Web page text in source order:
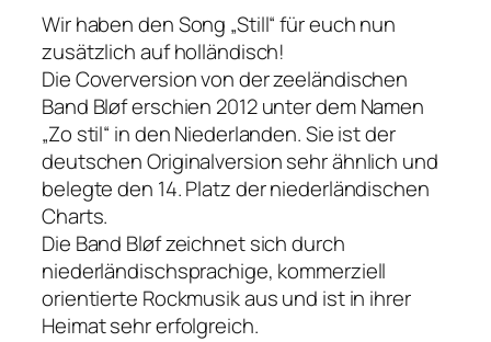
Wir haben den Song „Still“ für euch nun
zusätzlich auf holländisch!
Die Coverversion von der zeeländischen
Band Bløf erschien 2012 unter dem Namen
„Zo stil“ in den Niederlanden. Sie ist der
deutschen Originalversion sehr ähnlich und
belegte den 14. Platz der niederländischen
Charts.
Die Band Bløf zeichnet sich durch
niederländischsprachige, kommerziell
orientierte Rockmusik aus und ist in ihrer
Heimat sehr erfolgreich.